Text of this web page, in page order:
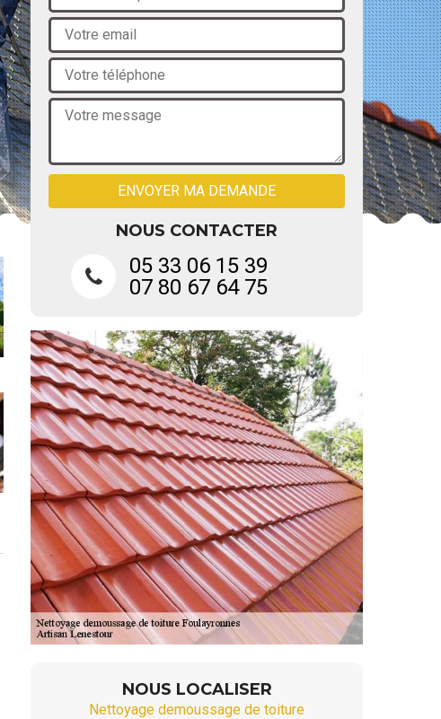
NOUS CONTACTER
05 33 06 15 39
07 80 67 64 75
NOUS LOCALISER
Nettoyage demoussage de toiture